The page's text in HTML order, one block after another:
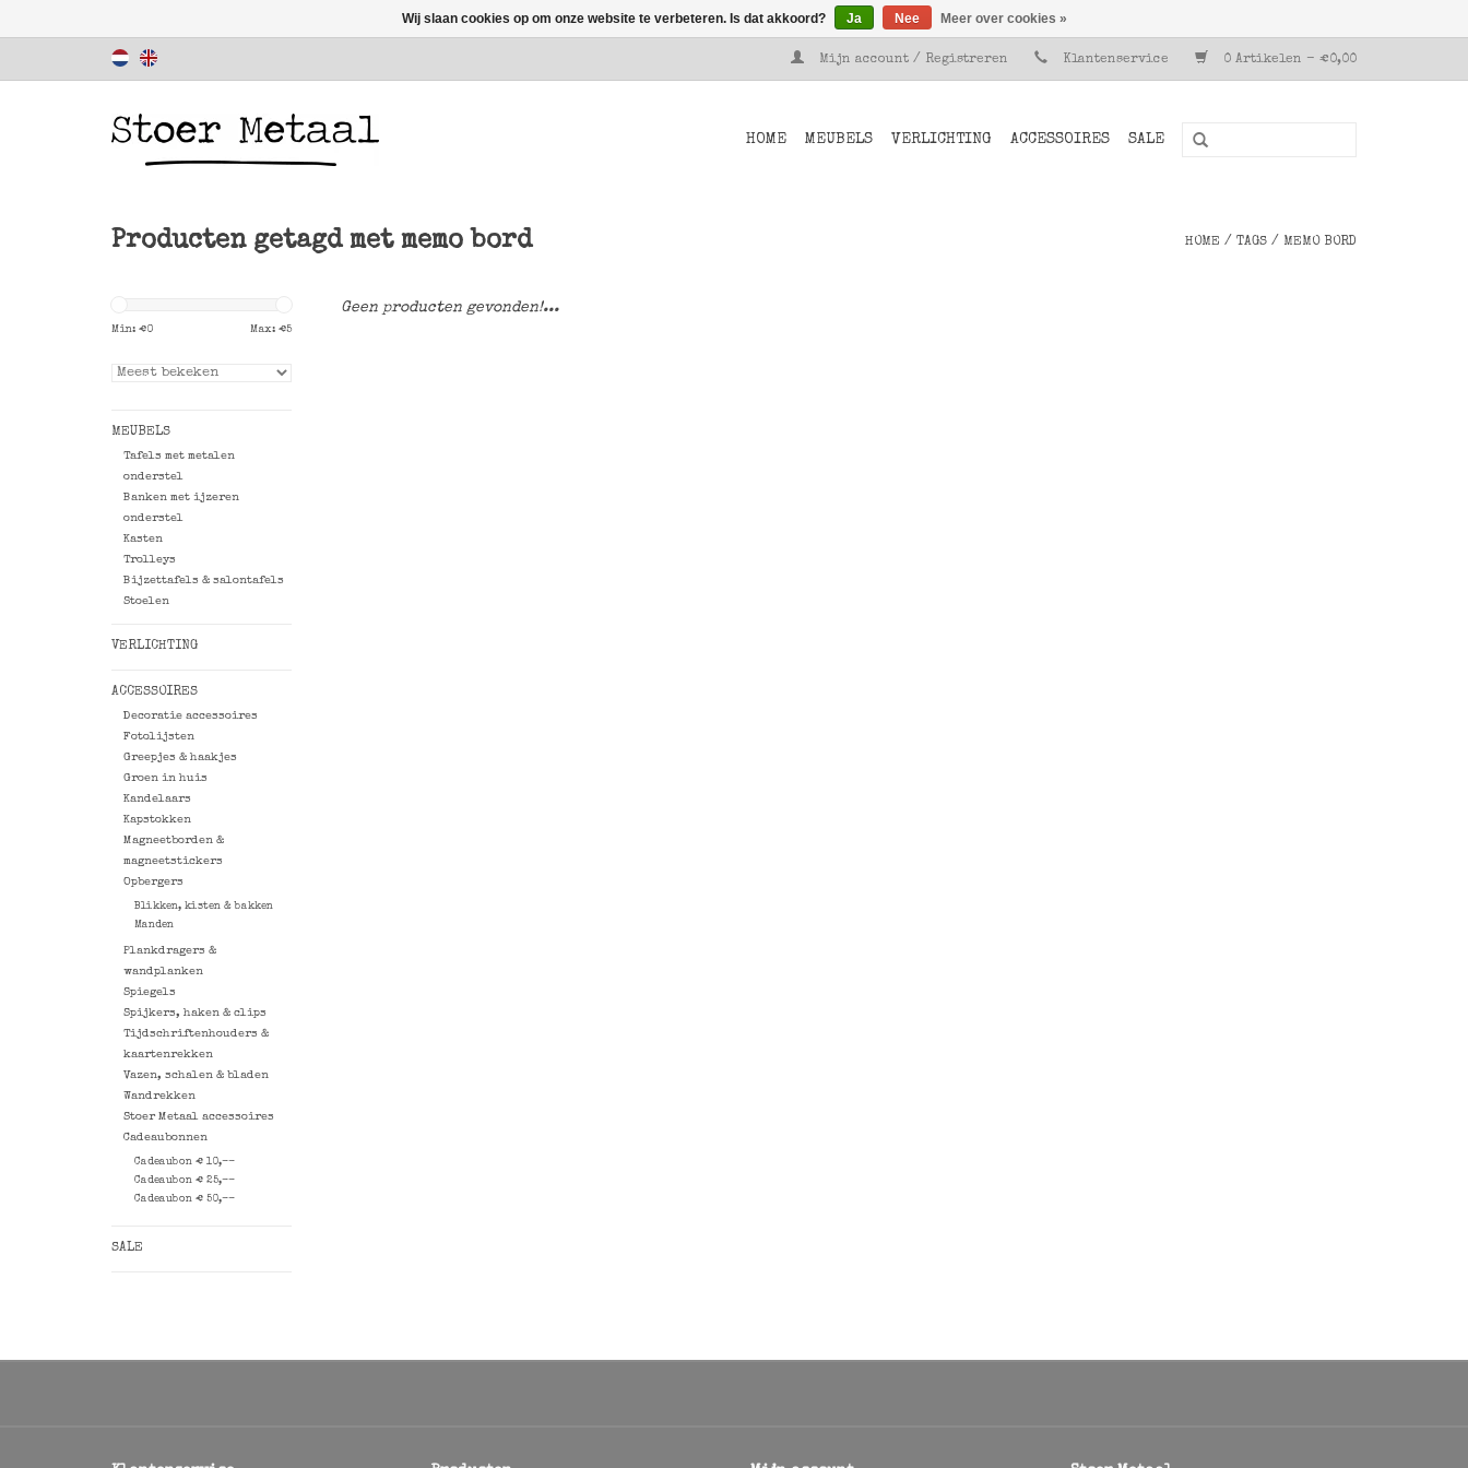
Mijn account / Registreren Klantenservice 0 Artikelen - €0,00
HOME MEUBELS VERLICHTING ACCESSOIRES SALE
Producten getagd met memo bord HOME / TAGS / MEMO BORD
Min: €0 Max: €5
MEUBELS
Tafels met metalen
onderstel
Banken met ijzeren
onderstel
Kasten
Trolleys
Bijzettafels & salontafels
Stoelen
VERLICHTING
ACCESSOIRES
Decoratie accessoires
Fotolijsten
Greepjes & haakjes
Groen in huis
Kandelaars
Kapstokken
Magneetborden &
magneetstickers
Opbergers
Blikken, kisten & bakken
Manden
Plankdragers &
wandplanken
Spiegels
Spijkers, haken & clips
Tijdschriftenhouders &
kaartenrekken
Vazen, schalen & bladen
Wandrekken
Stoer Metaal accessoires
Cadeaubonnen
Cadeaubon € 10,--
Cadeaubon € 25,--
Cadeaubon € 50,--
SALE
Geen producten gevonden!...
Wij slaan cookies op om onze website te verbeteren. Is dat akkoord? Ja Nee Meer over cookies »